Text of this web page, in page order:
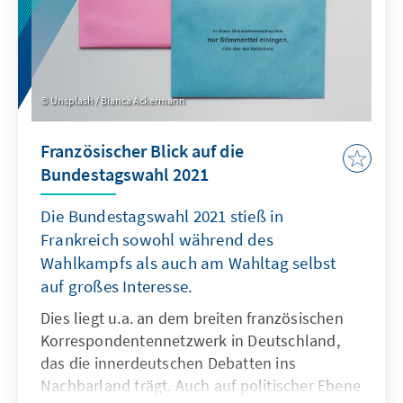
Wahl viel über die traditionelle und lokale
Verankerung der Parteien aussagt, lassen sich
kaum bzw. keine Rückschlüsse für die
nächsten Präsidentschafts-, Parlaments oder
Europawahlen ziehen.
Unsplash / Bianca Ackermann
Französischer Blick auf die
Bundestagswahl 2021
Die Bundestagswahl 2021 stieß in
Frankreich sowohl während des
Wahlkampfs als auch am Wahltag selbst
auf großes Interesse.
Dies liegt u.a. an dem breiten französischen
Korrespondentennetzwerk in Deutschland,
das die innerdeutschen Debatten ins
Nachbarland trägt. Auch auf politischer Ebene